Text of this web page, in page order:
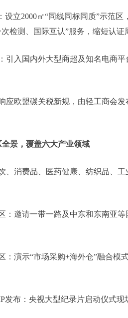
设立2000㎡“同线同标同质”示范
检测、国际互认”服务，缩短认证
引入国内外大型商超及知名电商
应欧盟碳关税新规，由轻工商会
全景，覆盖六大产业领域
、消费品、医药健康、纺织品、
：邀请一带一路及中东和东南亚
：演示“市场采购+海外仓”融合模
发布：央视大型纪录片启动仪式现